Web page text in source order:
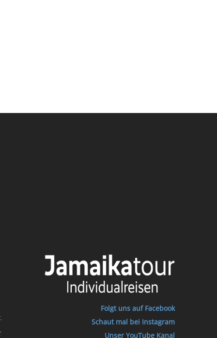
Folgt uns auf Facebook
Schaut mal bei Instagram
Unser YouTube Kanal